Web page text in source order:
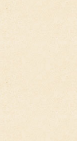
Поселения на Тереке